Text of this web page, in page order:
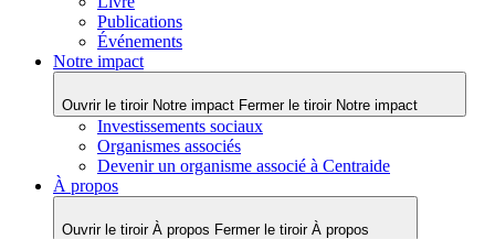
Publications
Événements
Notre impact
Ouvrir le tiroir Notre impact Fermer le tiroir Notre impact
Investissements sociaux
Organismes associés
Devenir un organisme associé à Centraide
À propos
Ouvrir le tiroir À propos Fermer le tiroir À propos